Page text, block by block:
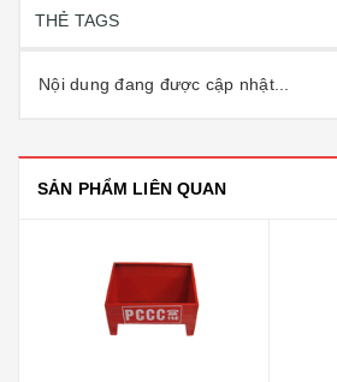
THẺ TAGS
Nội dung đang được cập nhật...
SẢN PHẨM LIÊN QUAN